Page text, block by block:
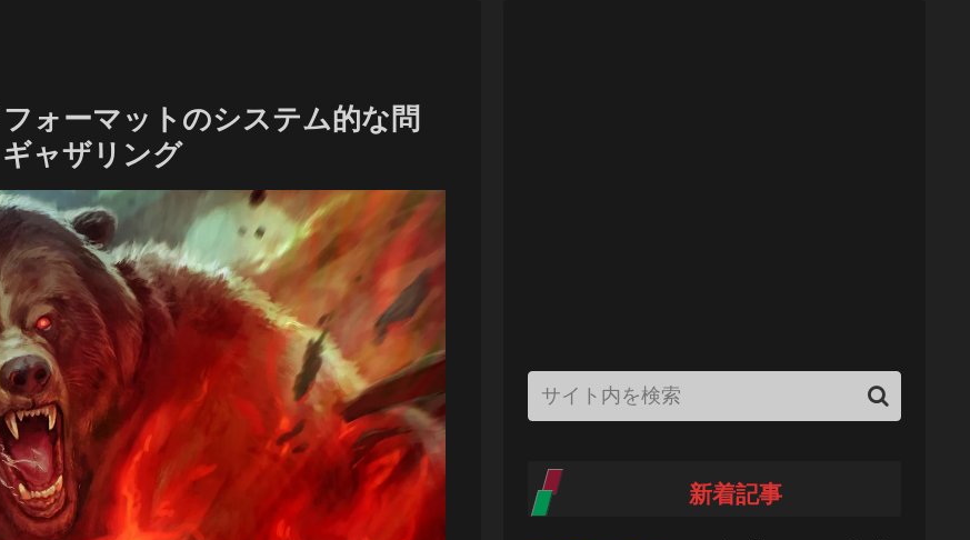
ォーマットのシステム的な問
ャザリング
新着記事